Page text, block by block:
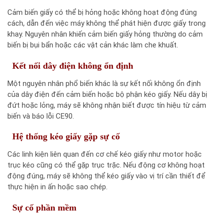
Cảm biến giấy có thể bị hỏng hoặc không hoạt động đúng
cách, dẫn đến việc máy không thể phát hiện được giấy trong
khay. Nguyên nhân khiến cảm biến giấy hỏng thường do cảm
biến bị bụi bẩn hoặc các vật cản khác làm che khuất.
Kết nối dây điện không ổn định
Một nguyên nhân phổ biến khác là sự kết nối không ổn định
của dây điện đến cảm biến hoặc bộ phận kéo giấy. Nếu dây bị
đứt hoặc lỏng, máy sẽ không nhận biết được tín hiệu từ cảm
biến và báo lỗi CE90.
Hệ thống kéo giấy gặp sự cố
Các linh kiện liên quan đến cơ chế kéo giấy như motor hoặc
trục kéo cũng có thể gặp trục trặc. Nếu động cơ không hoạt
động đúng, máy sẽ không thể kéo giấy vào vị trí cần thiết để
thực hiện in ấn hoặc sao chép.
Sự cố phần mềm